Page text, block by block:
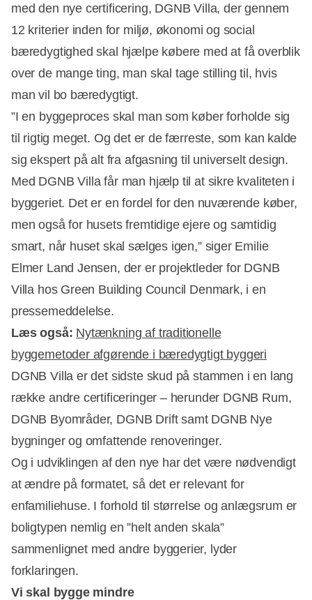
med den nye certificering, DGNB Villa, der gennem
12 kriterier inden for miljø, økonomi og social
bæredygtighed skal hjælpe købere med at få overblik
over de mange ting, man skal tage stilling til, hvis
man vil bo bæredygtigt.
”I en byggeproces skal man som køber forholde sig
til rigtig meget. Og det er de færreste, som kan kalde
sig ekspert på alt fra afgasning til universelt design.
Med DGNB Villa får man hjælp til at sikre kvaliteten i
byggeriet. Det er en fordel for den nuværende køber,
men også for husets fremtidige ejere og samtidig
smart, når huset skal sælges igen,” siger Emilie
Elmer Land Jensen, der er projektleder for DGNB
Villa hos Green Building Council Denmark, i en
pressemeddelelse.
Læs også: Nytænkning af traditionelle
byggemetoder afgørende i bæredygtigt byggeri
DGNB Villa er det sidste skud på stammen i en lang
række andre certificeringer – herunder DGNB Rum,
DGNB Byområder, DGNB Drift samt DGNB Nye
bygninger og omfattende renoveringer.
Og i udviklingen af den nye har det være nødvendigt
at ændre på formatet, så det er relevant for
enfamiliehuse. I forhold til størrelse og anlægsrum er
boligtypen nemlig en ”helt anden skala”
sammenlignet med andre byggerier, lyder
forklaringen.
Vi skal bygge mindre